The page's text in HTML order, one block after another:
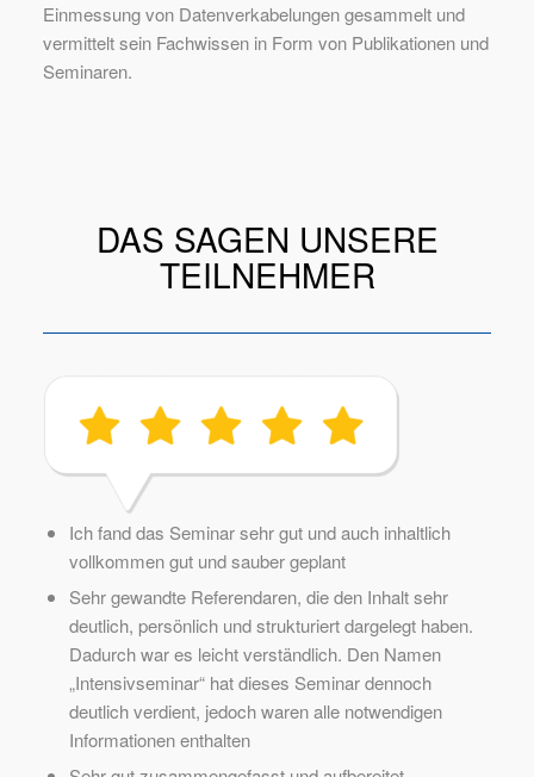
Einmessung von Datenverkabelungen gesammelt und
vermittelt sein Fachwissen in Form von Publikationen und
Seminaren.
DAS SAGEN UNSERE
TEILNEHMER
Ich fand das Seminar sehr gut und auch inhaltlich
vollkommen gut und sauber geplant
Sehr gewandte Referendaren, die den Inhalt sehr
deutlich, persönlich und strukturiert dargelegt haben.
Dadurch war es leicht verständlich. Den Namen
„Intensivseminar“ hat dieses Seminar dennoch
deutlich verdient, jedoch waren alle notwendigen
Informationen enthalten